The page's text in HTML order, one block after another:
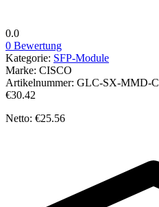
0.0
0 Bewertung
Kategorie: SFP-Module
Marke: CISCO
Artikelnummer: GLC-SX-MMD-C
€30.42
Netto: €25.56